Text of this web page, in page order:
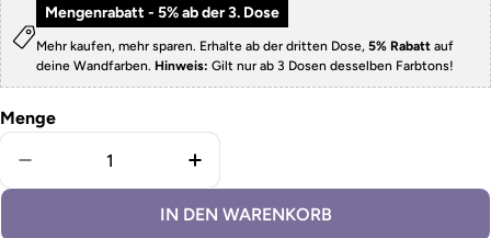
Mengenrabatt - 5% ab der 3. Dose
Mehr kaufen, mehr sparen. Erhalte ab der dritten Dose, 5% Rabatt auf
deine Wandfarben. Hinweis: Gilt nur ab 3 Dosen desselben Farbtons!
Menge
Menge für Wandfarbe Romantik Rosa verringern
Menge für Wandfarbe Romantik
IN DEN WARENKORB